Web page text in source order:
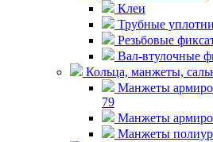
Клеи
Трубные
Резьбовые
Вал-втулочные
Кольца, манжеты,
Манжеты
79
Манжеты
Манжеты